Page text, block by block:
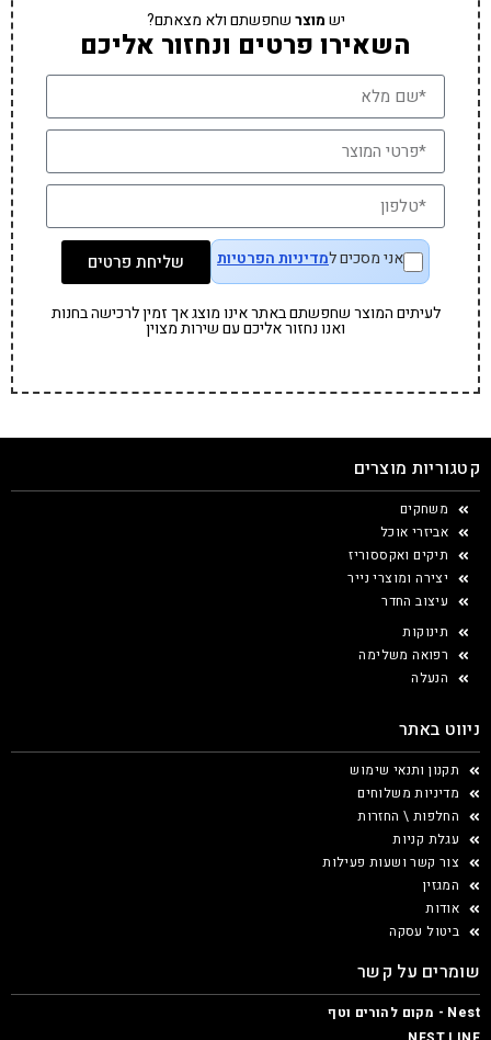
ישמוצרשחפשתם ולא מצאתם?
השאירו פרטים ונחזור אליכם
אני מסכים למדיניות הפרטיות שליחת פרטים
לעיתים המוצר שחפשתם באתר אינו מוצג אך זמין לרכישה בחנות
ואנו נחזור אליכם עם שירות מצוין
קטגוריות מוצרים
משחקים
אביזרי אוכל
תיקים ואקססוריז
יצירה ומוצרי נייר
עיצוב החדר
תינוקות
רפואה משלימה
הנעלה
ניווט באתר
תקנון ותנאי שימוש
מדיניות משלוחים
החלפות \ החזרות
עגלת קניות
צור קשר ושעות פעילות
המגזין
אודות
ביטול עסקה
שומרים על קשר
Nest - מקום להורים וטף